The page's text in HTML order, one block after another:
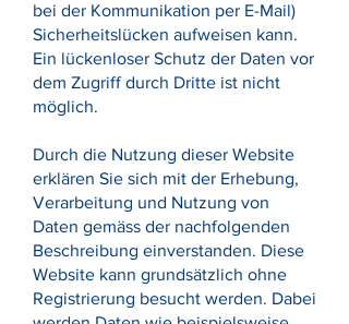
bei der Kommunikation per E-Mail)
Sicherheitslücken aufweisen kann.
Ein lückenloser Schutz der Daten vor
dem Zugriff durch Dritte ist nicht
möglich.
Durch die Nutzung dieser Website
erklären Sie sich mit der Erhebung,
Verarbeitung und Nutzung von
Daten gemäss der nachfolgenden
Beschreibung einverstanden. Diese
Website kann grundsätzlich ohne
Registrierung besucht werden. Dabei